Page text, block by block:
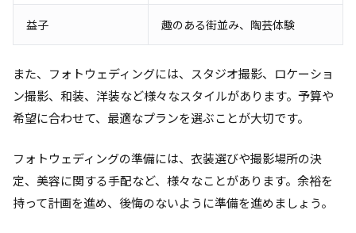
益子 趣のある街並み、陶芸体験
また、フォトウェディングには、スタジオ撮影、ロケーショ
ン撮影、和装、洋装など様々なスタイルがあります。予算や
希望に合わせて、最適なプランを選ぶことが大切です。
フォトウェディングの準備には、衣装選びや撮影場所の決
定、美容に関する手配など、様々なことがあります。余裕を
持って計画を進め、後悔のないように準備を進めましょう。